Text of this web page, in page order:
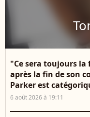
"Ce sera toujours la
après la fin de son
Parker est
6 août 2026 à 19:11